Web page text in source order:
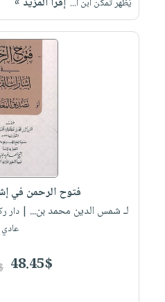
يُظهر تمكّن ابن ا...
فتوح الرحمن في
لـ شمس الدين محمد بن... | دار
عادي
48.45$